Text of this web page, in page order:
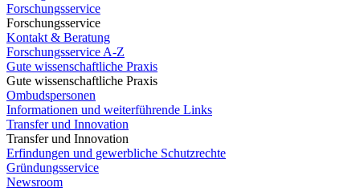
Forschungsservice
Forschungsservice
Kontakt & Beratung
Forschungsservice A-Z
Gute wissenschaftliche Praxis
Gute wissenschaftliche Praxis
Ombudspersonen
Informationen und weiterführende Links
Transfer und Innovation
Transfer und Innovation
Erfindungen und gewerbliche Schutzrechte
Gründungsservice
Newsroom